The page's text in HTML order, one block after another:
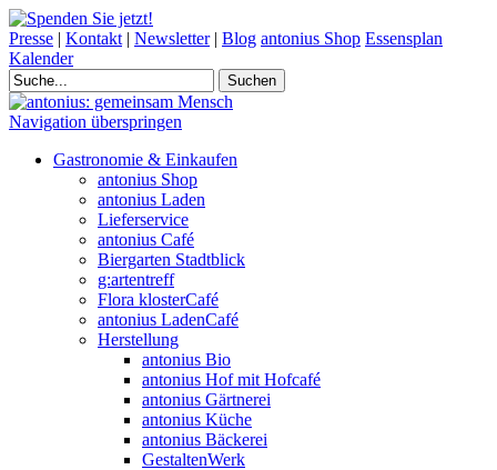
Presse | Kontakt | Newsletter| Blog antonius Shop Essensplan
Kalender
Navigation überspringen
Gastronomie & Einkaufen
antonius Shop
antonius Laden
Lieferservice
antonius Café
Biergarten Stadtblick
g:artentreff
Flora klosterCafé
antonius LadenCafé
Herstellung
antonius Bio
antonius Hof mit Hofcafé
antonius Gärtnerei
antonius Küche
antonius Bäckerei
GestaltenWerk